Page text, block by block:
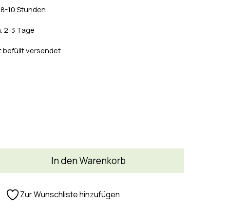
10 Stunden
2-3 Tage
befüllt versendet
In den Warenkorb
Zur Wunschliste hinzufügen